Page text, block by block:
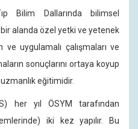
Bilim Dallarında bilimsel
alanda özel yetki ve yetenek
uygulamalı çalışmaları ve
sonuçlarını ortaya koyup
eğitimidir.
her yıl ÖSYM tarafından
iki kez yapılır. Bu